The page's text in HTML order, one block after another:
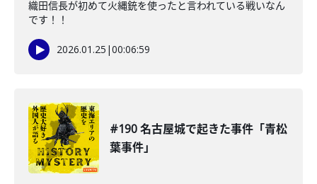
織田信長が初めて火縄銃を使ったと言われている戦いなん
です！！
2026.01.25 |00:06:59
#190 名古屋城で起きた事件「青松
葉事件」